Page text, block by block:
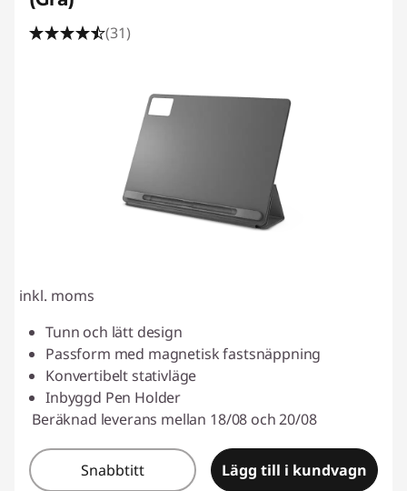
(31)
inkl. moms
Tunn och lätt design
Passform med magnetisk fastsnäppning
Konvertibelt stativläge
Inbyggd Pen Holder
Beräknad leverans mellan 18/08 och 20/08
Snabbtitt Lägg till i kundvagn